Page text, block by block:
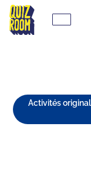
Activités